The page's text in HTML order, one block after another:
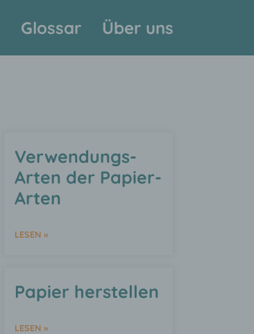
Glossar Über uns
Verwendungs-
Arten der Papier-
Arten
LESEN »
Papier herstellen
LESEN »